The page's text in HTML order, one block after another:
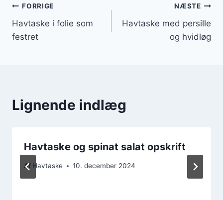
Indlægsnavigation
FORRIGE
Havtaske i folie som
festret
NÆSTE
Havtaske med persille
og hvidløg
Lignende indlæg
Havtaske og spinat salat opskrift
Af Havtaske 10. december 2024